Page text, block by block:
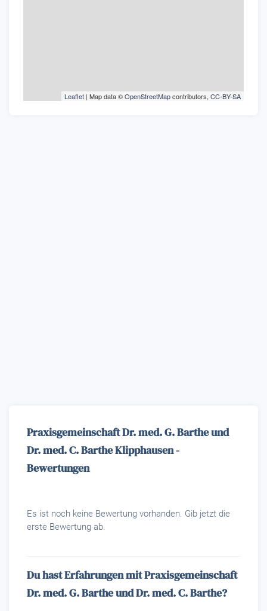
Leaflet | Map data ©OpenStreetMapcontributors, CC-BY-SA
Praxisgemeinschaft Dr. med. G. Barthe und
Dr. med. C. Barthe Klipphausen -
Bewertungen
Es ist noch keine Bewertung vorhanden. Gib jetzt die
erste Bewertung ab.
Du hast Erfahrungen mit Praxisgemeinschaft
Dr. med. G. Barthe und Dr. med. C. Barthe?